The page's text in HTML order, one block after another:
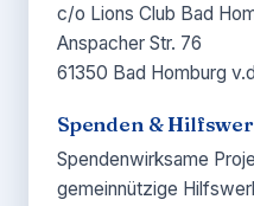
c/o Lions Club Bad
Anspacher Str. 76
61350 Bad Homburg
Spenden &
Spendenwirksame
gemeinnützige